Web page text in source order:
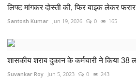
लिफ्ट मांगकर दोस्ती की, फिर बाइक लेकर
Santosh Kumar Jun 19, 2026 0 165
शासकीय शराब दुकान के कर्मचारी ने किया 38
Suvankar Roy Jun 5, 2023 0 243